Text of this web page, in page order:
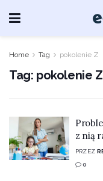
Home Tag pokolenie Z
Tag: pokolenie Z
z nią
PRZEZ
0